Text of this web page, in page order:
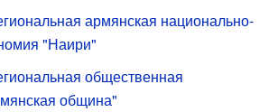
армянская национально-
"Наири"
общественная
община"